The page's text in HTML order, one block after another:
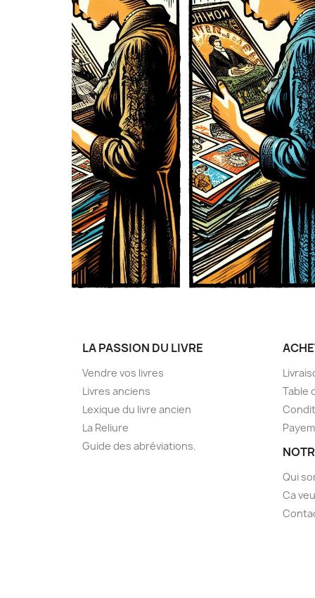
LA PASSION DU LIVRE
Vendre vos livres
Livres anciens
Lexique du livre ancien
La Reliure
Guide des abréviations.
Table
Qui
Ca